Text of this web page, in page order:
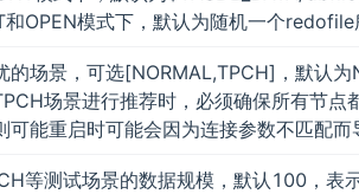
和OPEN模式下，默认为随机一个redofile
的场景，可选[NORMAL,TPCH]，默认为
场景进行推荐时，必须确保所有节点
可能重启时可能会因为连接参数不匹配而
等测试场景的数据规模，默认100，表